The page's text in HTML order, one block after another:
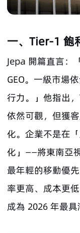
一、Tier-1 飽
Jepa 開篇直言：
GEO。一級市場
行力。」他指出
依然可觀，但獲
化。企業不是在
化」——將東南亞
最年輕的移動優
率更高、成本更
成為 2026 年最具